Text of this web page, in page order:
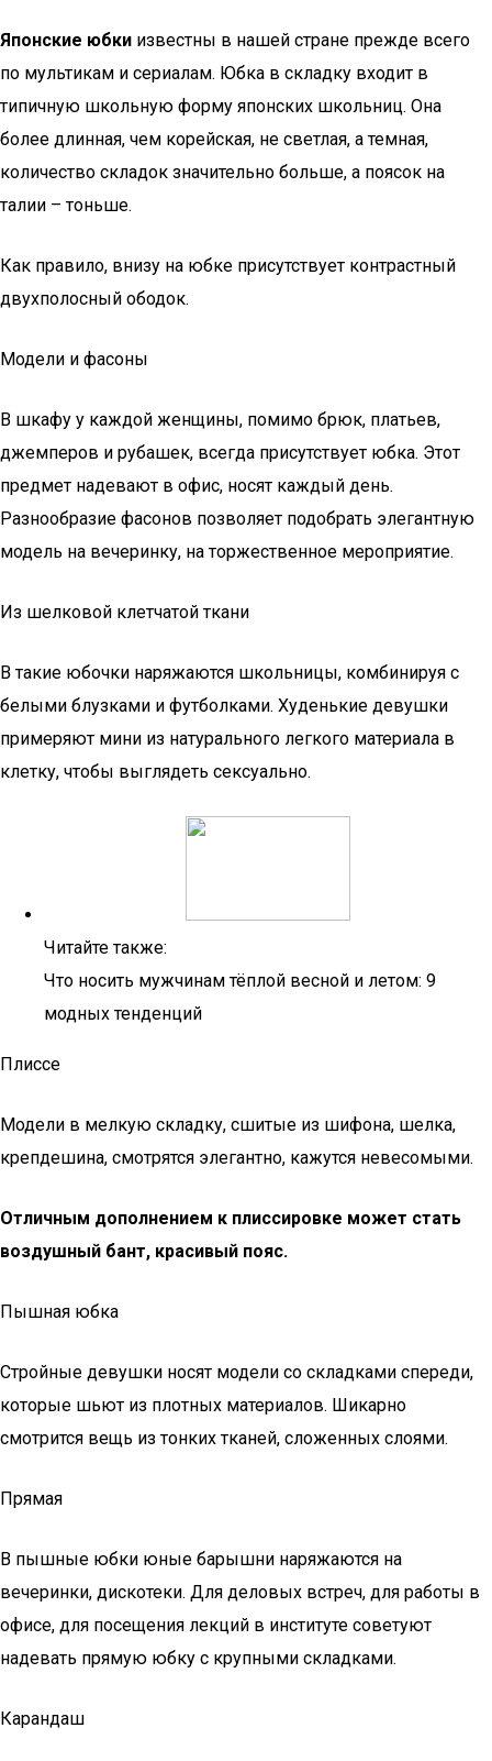
Японские юбки известны в нашей стране прежде всего
по мультикам и сериалам. Юбка в складку входит в
типичную школьную форму японских школьниц. Она
более длинная, чем корейская, не светлая, а темная,
количество складок значительно больше, а поясок на
талии – тоньше.
Как правило, внизу на юбке присутствует контрастный
двухполосный ободок.
Модели и фасоны
В шкафу у каждой женщины, помимо брюк, платьев,
джемперов и рубашек, всегда присутствует юбка. Этот
предмет надевают в офис, носят каждый день.
Разнообразие фасонов позволяет подобрать элегантную
модель на вечеринку, на торжественное мероприятие.
Из шелковой клетчатой ткани
В такие юбочки наряжаются школьницы, комбинируя с
белыми блузками и футболками. Худенькие девушки
примеряют мини из натурального легкого материала в
клетку, чтобы выглядеть сексуально.
Читайте также:
Что носить мужчинам тёплой весной и летом: 9
модных тенденций
Плиссе
Модели в мелкую складку, сшитые из шифона, шелка,
крепдешина, смотрятся элегантно, кажутся невесомыми.
Отличным дополнением к плиссировке может стать
воздушный бант, красивый пояс.
Пышная юбка
Стройные девушки носят модели со складками спереди,
которые шьют из плотных материалов. Шикарно
смотрится вещь из тонких тканей, сложенных слоями.
Прямая
В пышные юбки юные барышни наряжаются на
вечеринки, дискотеки. Для деловых встреч, для работы в
офисе, для посещения лекций в институте советуют
надевать прямую юбку с крупными складками.
Карандаш